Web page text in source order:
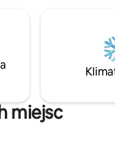
z koralowego piasku i
graniczy z rafą. Leżaki
i gotowe. Nocne niebo
księżyca jest tutaj po
miejsc